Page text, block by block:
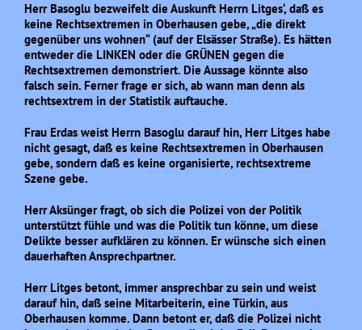
Herr Basoglu bezweifelt die Auskunft Herrn Litges‘, daß es
keine Rechtsextremen in Oberhausen gebe, „die direkt
gegenüber uns wohnen“ (auf der Elsässer Straße). Es hätten
entweder die LINKEN oder die GRÜNEN gegen die
Rechtsextremen demonstriert. Die Aussage könnte also
falsch sein. Ferner frage er sich, ab wann man denn als
rechtsextrem in der Statistik auftauche.
Frau Erdas weist Herrn Basoglu darauf hin, Herr Litges habe
nicht gesagt, daß es keine Rechtsextremen in Oberhausen
gebe, sondern daß es keine organisierte, rechtsextreme
Szene gebe.
Herr Aksünger fragt, ob sich die Polizei von der Politik
unterstützt fühle und was die Politik tun könne, um diese
Delikte besser aufklären zu können. Er wünsche sich einen
dauerhaften Ansprechpartner.
Herr Litges betont, immer ansprechbar zu sein und weist
darauf hin, daß seine Mitarbeiterin, eine Türkin, aus
Oberhausen komme. Dann betont er, daß die Polizei nicht